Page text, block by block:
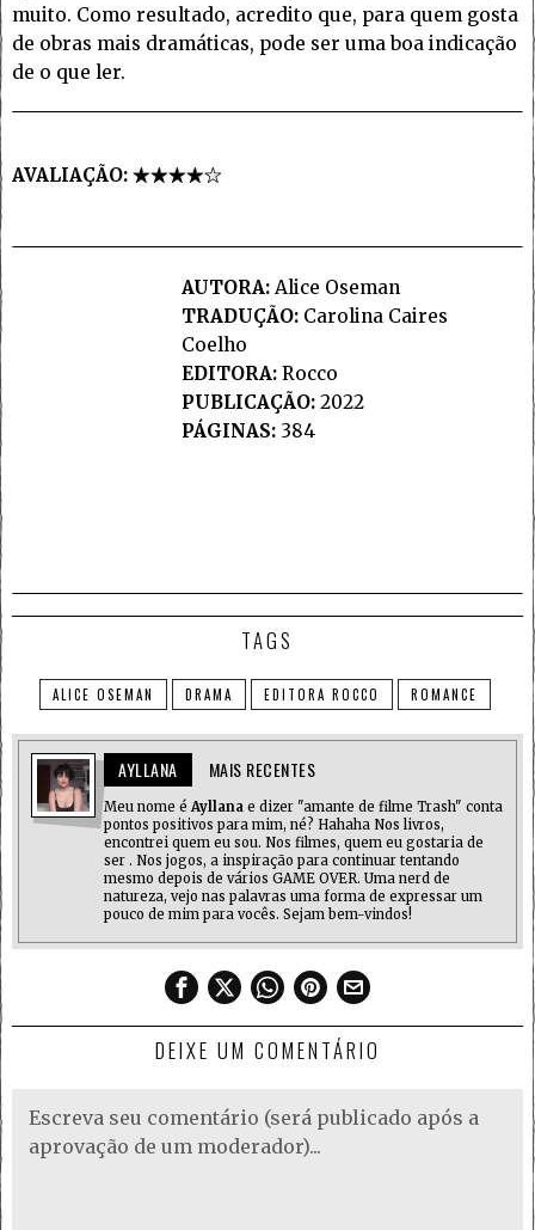
muito. Como resultado, acredito que, para quem gosta
de obras mais dramáticas, pode ser uma boa indicação
de o que ler.
AVALIAÇÃO:
AUTORA:Alice Oseman
TRADUÇÃO:Carolina Caires
Coelho
EDITORA:Rocco
PUBLICAÇÃO:2022
PÁGINAS:384
TAGS
ALICE OSEMAN DRAMA EDITORA ROCCO ROMANCE
AYLLANA MAIS RECENTES
Meu nome é Ayllana e dizer "amante de filme Trash" conta
pontos positivos para mim, né? Hahaha Nos livros,
encontrei quem eu sou. Nos filmes, quem eu gostaria de
ser . Nos jogos, a inspiração para continuar tentando
mesmo depois de vários GAME OVER. Uma nerd de
natureza, vejo nas palavras uma forma de expressar um
pouco de mim para vocês. Sejam bem-vindos!
DEIXE UM COMENTÁRIO